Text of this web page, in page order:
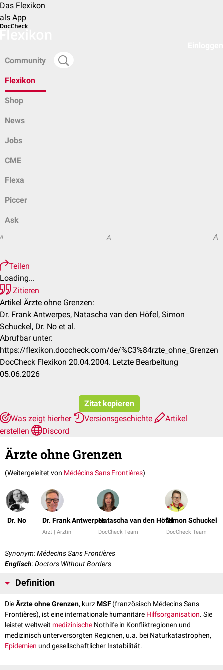
Das Flexikon
als App
Community
Flexikon
Shop
News
Jobs
CME
Flexa
Piccer
Ask
A A A
Teilen
Loading...
Zitieren
Artikel Ärzte ohne Grenzen:
Dr. Frank Antwerpes, Natascha van den Höfel, Simon
Schuckel, Dr. No et al.
Abrufbar unter:
https://flexikon.doccheck.com/de/%C3%84rzte_ohne_Grenzen
DocCheck Flexikon 20.04.2004. Letzte Bearbeitung
05.06.2026
Zitat kopieren
Was zeigt hierher
Versionsgeschichte
Artikel
erstellen
Discord
Ärzte ohne Grenzen
(Weitergeleitet von Médécins Sans Frontières)
Dr. No Dr. Frank Antwerpes
Arzt | Ärztin
Natascha van den Höfel
DocCheck Team
Simon Schuckel
DocCheck Team
Synonym: Médecins Sans Frontières
Englisch: Doctors Without Borders
Definition
DieÄrzte ohne Grenzen, kurzMSF (französisch Médecins Sans
Frontières), ist eine internationale humanitäre Hilfsorganisation. Sie
leistet weltweit medizinische Nothilfe in Konfliktregionen und
medizinisch unterversorgten Regionen, u.a. bei Naturkatastrophen,
Epidemien und gesellschaftlicher Instabilität.